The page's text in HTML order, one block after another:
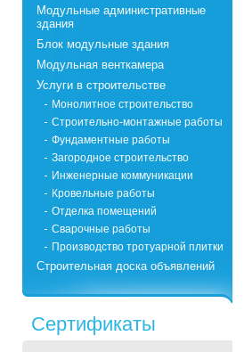
Модульные административные
здания
Блок модульные здания
Модульная венткамера
Услуги в строительстве
Монолитное строительство
Строительно-монтажные работы
Фундаментные работы
Загородное строительство
Инженерные коммуникации
Кровельные работы
Отделка помещений
Сварочные работы
Производство тротуарной плитки
Строительная доска объявлений
Сертификаты